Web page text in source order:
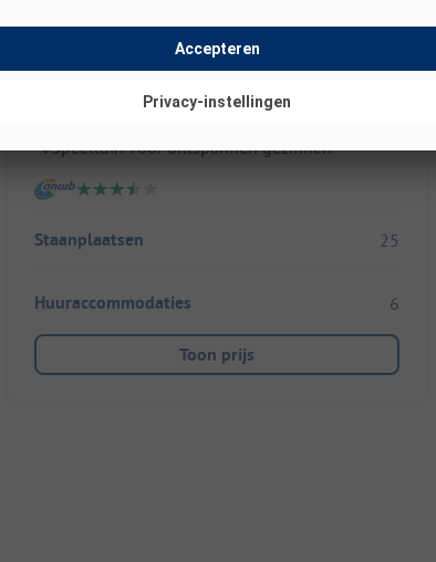
Nederland / Noord-Brabant / Oisterwijk
Rustige camping voor gasten met hond
Speeltuin voor ontspannen gezinnen
Staanplaatsen 25
Huuraccommodaties 6
Toon prijs